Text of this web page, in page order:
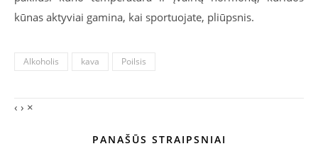
kūnas aktyviai gamina, kai sportuojate, pliūpsnis.
Alkoholis kava Poilsis
‹ › ×
PANAŠŪS STRAIPSNIAI